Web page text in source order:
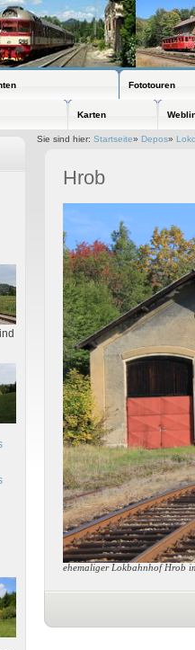
Fototouren
Karten
Sie sind hier:Startseite» Depos»
Hrob
ehemaliger Lokbahnhof Hrob